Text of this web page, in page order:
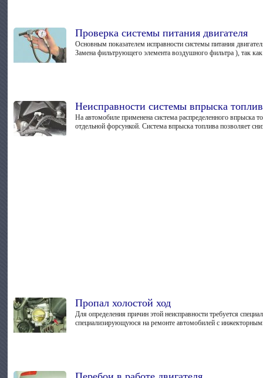
Проверка системы питания двигателя
Основным показателем исправности системы питания
Замена фильтрующего элемента воздушного фильтра ), так как
Неисправности системы впрыска
На автомобиле применена система распределенного впрыска
отдельной форсункой. Система впрыска топлива позволяет
Пропал холостой ход
Для определения причин этой неисправности требуется
специализирующуюся на ремонте автомобилей с